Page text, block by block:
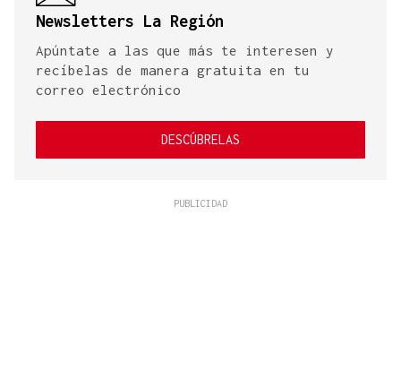
Newsletters La Región
Apúntate a las que más te interesen y
recíbelas de manera gratuita en tu
correo electrónico
DESCÚBRELAS